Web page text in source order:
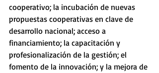
cooperativo; la incubación de nuevas
propuestas cooperativas en clave de
desarrollo nacional; acceso a
financiamiento; la capacitación y
profesionalización de la gestión; el
fomento de la innovación; y la mejora de